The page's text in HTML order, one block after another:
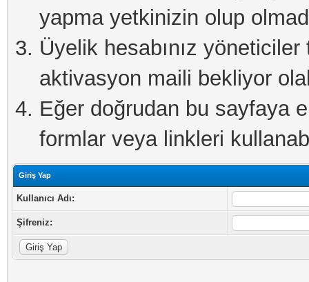
yapma yetkinizin olup
Üyelik hesabınız
aktivasyon maili bekliyor
Eğer doğrudan bu sayfaya
formlar veya linkleri
Giriş Yap
Kullanıcı Adı:
Şifreniz: